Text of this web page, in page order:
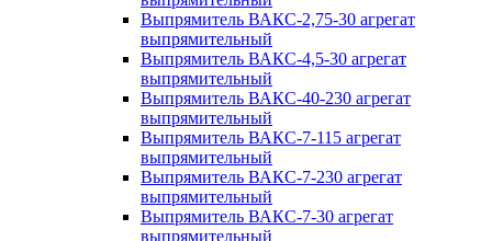
Выпрямитель ВАКС-2,75-30 агрегат
выпрямительный
Выпрямитель ВАКС-4,5-30 агрегат
выпрямительный
Выпрямитель ВАКС-40-230 агрегат
выпрямительный
Выпрямитель ВАКС-7-115 агрегат
выпрямительный
Выпрямитель ВАКС-7-230 агрегат
выпрямительный
Выпрямитель ВАКС-7-30 агрегат
выпрямительный